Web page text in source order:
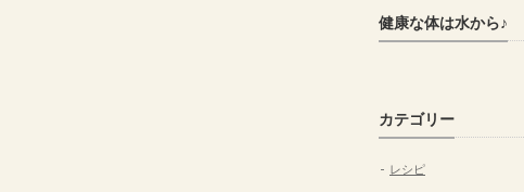
健康な体は水から♪
カテゴリー
レシピ